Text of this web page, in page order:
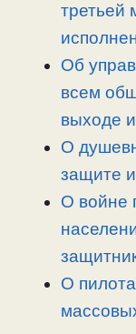
третьей
Об
всем
выходе
О
защите
О войне
О